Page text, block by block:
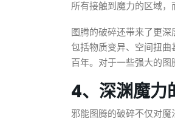
所有接触到魔力的区域，
图腾的破碎还带来了更
包括物质变异、空间扭
百年。对于一些强大的图
4、深渊魔力
邪能图腾的破碎不仅对